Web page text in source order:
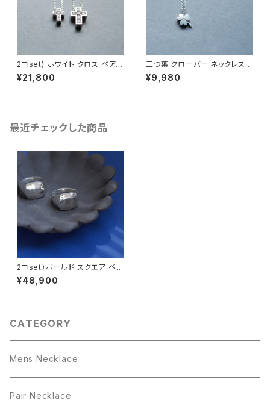
2コset) ホワイト クロス ペア
ネックレス シルバー925
¥21,800
三つ葉 クローバー ネックレス
シルバー925 メンズ ユニセック
ス
¥9,980
最近チェックした商品
2コset）ボールド スクエア ペア
リング シルバー925
¥48,900
CATEGORY
Mens Necklace
Pair Necklace